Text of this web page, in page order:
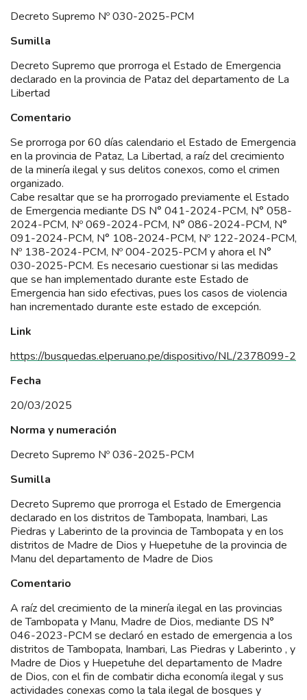
Decreto Supremo Nº 030-2025-PCM
Sumilla
Decreto Supremo que prorroga el Estado de Emergencia
declarado en la provincia de Pataz del departamento de La
Libertad
Comentario
Se prorroga por 60 días calendario el Estado de Emergencia
en la provincia de Pataz, La Libertad, a raíz del crecimiento
de la minería ilegal y sus delitos conexos, como el crimen
organizado.
Cabe resaltar que se ha prorrogado previamente el Estado
de Emergencia mediante DS N° 041-2024-PCM, N° 058-
2024-PCM, Nº 069-2024-PCM, N° 086-2024-PCM, N°
091-2024-PCM, N° 108-2024-PCM, Nº 122-2024-PCM,
Nº 138-2024-PCM, Nº 004-2025-PCM y ahora el N°
030-2025-PCM. Es necesario cuestionar si las medidas
que se han implementado durante este Estado de
Emergencia han sido efectivas, pues los casos de violencia
han incrementado durante este estado de excepción.
Link
https://busquedas.elperuano.pe/dispositivo/NL/2378099-2
Fecha
20/03/2025
Norma y numeración
Decreto Supremo Nº 036-2025-PCM
Sumilla
Decreto Supremo que prorroga el Estado de Emergencia
declarado en los distritos de Tambopata, Inambari, Las
Piedras y Laberinto de la provincia de Tambopata y en los
distritos de Madre de Dios y Huepetuhe de la provincia de
Manu del departamento de Madre de Dios
Comentario
A raíz del crecimiento de la minería ilegal en las provincias
de Tambopata y Manu, Madre de Dios, mediante DS N°
046-2023-PCM se declaró en estado de emergencia a los
distritos de Tambopata, Inambari, Las Piedras y Laberinto , y
Madre de Dios y Huepetuhe del departamento de Madre
de Dios, con el fin de combatir dicha economía ilegal y sus
actividades conexas como la tala ilegal de bosques y